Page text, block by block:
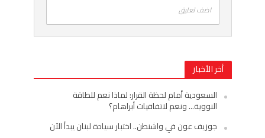
اضف تعليق
أخر الأخبار
السعودية أمام لحظة القرار: لماذا نعم للطاقة
النووية… ونعم لاتفاقيات أبراهام؟
جوزيف عون في واشنطن.. اختبار سيادة لبنان يبدأ الآن